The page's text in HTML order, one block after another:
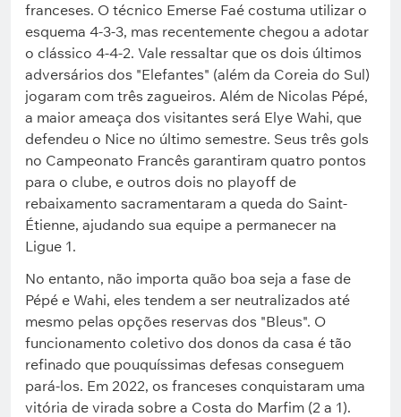
franceses. O técnico Emerse Faé costuma utilizar o
esquema 4-3-3, mas recentemente chegou a adotar
o clássico 4-4-2. Vale ressaltar que os dois últimos
adversários dos "Elefantes" (além da Coreia do Sul)
jogaram com três zagueiros. Além de Nicolas Pépé,
a maior ameaça dos visitantes será Elye Wahi, que
defendeu o Nice no último semestre. Seus três gols
no Campeonato Francês garantiram quatro pontos
para o clube, e outros dois no playoff de
rebaixamento sacramentaram a queda do Saint-
Étienne, ajudando sua equipe a permanecer na
Ligue 1.
No entanto, não importa quão boa seja a fase de
Pépé e Wahi, eles tendem a ser neutralizados até
mesmo pelas opções reservas dos "Bleus". O
funcionamento coletivo dos donos da casa é tão
refinado que pouquíssimas defesas conseguem
pará-los. Em 2022, os franceses conquistaram uma
vitória de virada sobre a Costa do Marfim (2 a 1).